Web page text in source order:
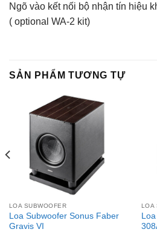
Ngõ vào kết nối bộ nhận tín hiệu
( optional WA-2 kit)
SẢN PHẨM TƯƠNG TỰ
LOA SUBWOOFER
Loa Subwoofer Sonus Faber
Gravis VI
LOA